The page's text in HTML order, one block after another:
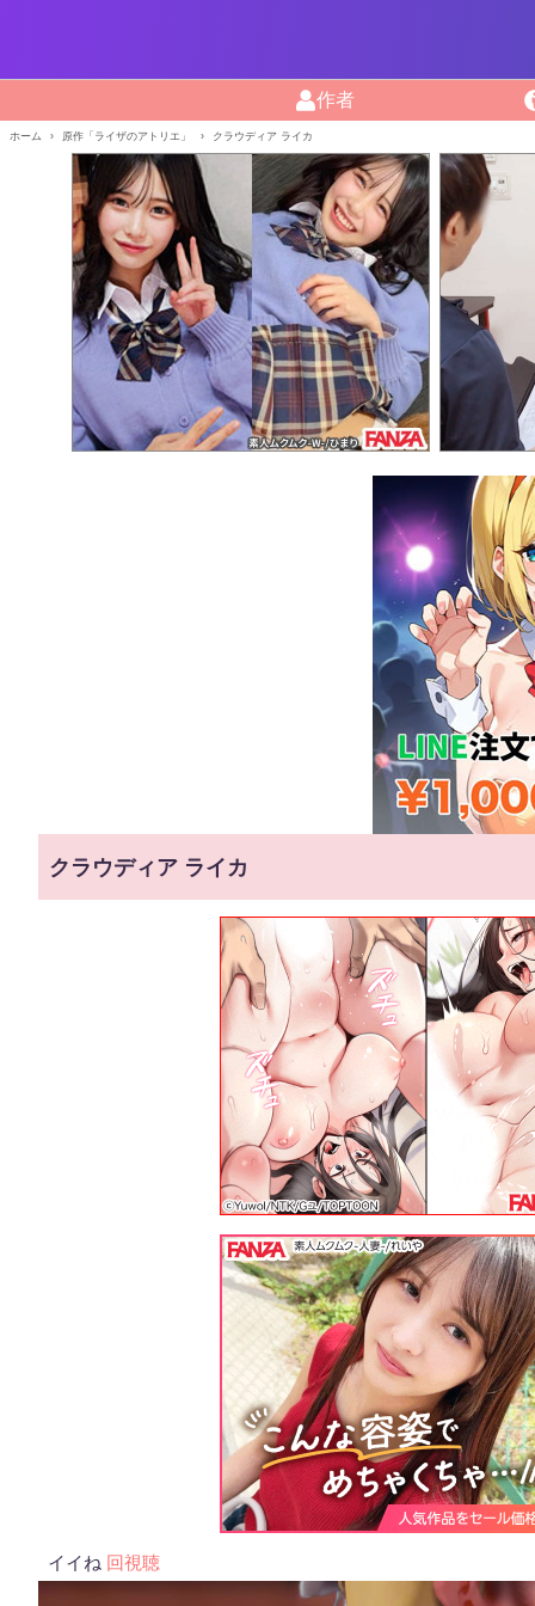
作者
ホーム 原作「ライザのアトリエ」 クラウディア ライカ
クラウディア ライカ
イイね 回視聴